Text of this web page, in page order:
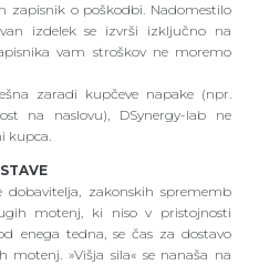
zapisnik o poškodbi. Nadomestilo
izdelek se izvrši izključno na
vam stroškov ne moremo
zaradi kupčeve napake (npr.
na naslovu), DSynergy-lab ne
kupca.
dobavitelja, zakonskih sprememb
motenj, ki niso v pristojnosti
enega tedna, se čas za dostavo
motenj. »Višja sila« se nanaša na